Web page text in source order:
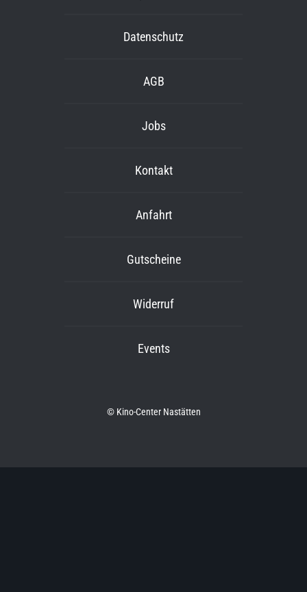
Datenschutz
AGB
Jobs
Kontakt
Anfahrt
Gutscheine
Widerruf
Events
© Kino-Center Nastätten